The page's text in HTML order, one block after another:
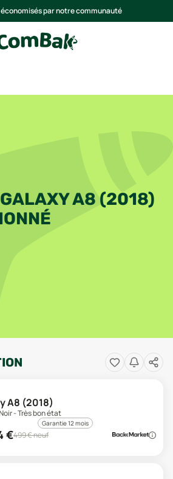
par notre communauté
A8 (2018)
A8 (2018)
- Très bon état
Garantie 12 mois
€499€ neuf